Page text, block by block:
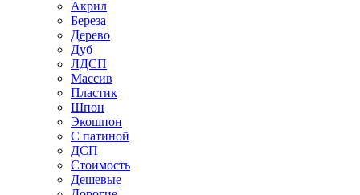
Акрил
Береза
Дерево
Дуб
ЛДСП
Массив
Пластик
Шпон
Экошпон
С патиной
ДСП
Стоимость
Дешевые